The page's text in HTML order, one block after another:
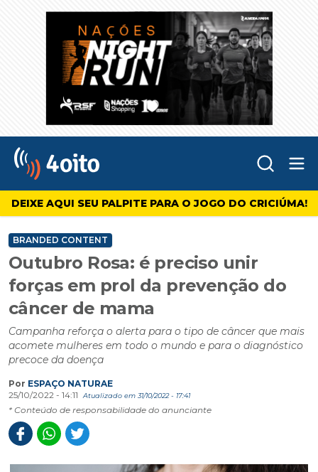
4oito
DEIXE AQUI SEU PALPITE PARA O JOGO DO CRICIÚMA!
BRANDED CONTENT
Outubro Rosa: é preciso unir
forças em prol da prevenção do
câncer de mama
Campanha reforça o alerta para o tipo de câncer que mais
acomete mulheres em todo o mundo e para o diagnóstico
precoce da doença
Por ESPAÇO NATURAE
25/10/2022 - 14:11
Atualizado em 31/10/2022 - 17:41
* Conteúdo de responsabilidade do anunciante